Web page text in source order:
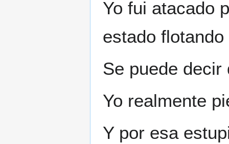
Yo fui atacado
estado
Se puede decir
Yo realmente
Y por esa